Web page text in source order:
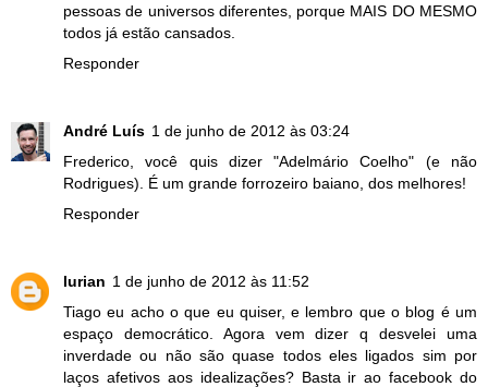
pessoas de universos diferentes, porque MAIS DO MESMO
todos já estão cansados.
Responder
André Luís 1 de junho de 2012 às 03:24
Frederico, você quis dizer "Adelmário Coelho" (e não
Rodrigues). É um grande forrozeiro baiano, dos melhores!
Responder
lurian 1 de junho de 2012 às 11:52
Tiago eu acho o que eu quiser, e lembro que o blog é um
espaço democrático. Agora vem dizer q desvelei uma
inverdade ou não são quase todos eles ligados sim por
laços afetivos aos idealizações? Basta ir ao facebook do